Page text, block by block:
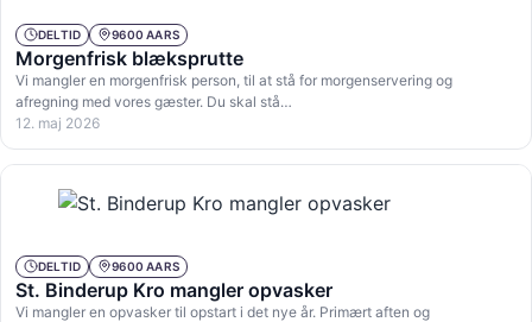
DELTID 9600 AARS
Morgenfrisk blæksprutte
Vi mangler en morgenfrisk person, til at stå for morgenservering og
afregning med vores gæster. Du skal stå…
12. maj 2026
DELTID 9600 AARS
St. Binderup Kro mangler opvasker
Vi mangler en opvasker til opstart i det nye år. Primært aften og